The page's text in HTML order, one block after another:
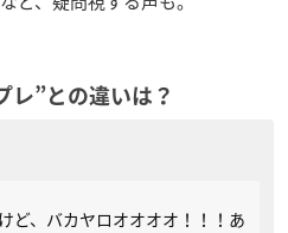
レ”との違いは？
ど、バカヤロオオオオ！！！あ